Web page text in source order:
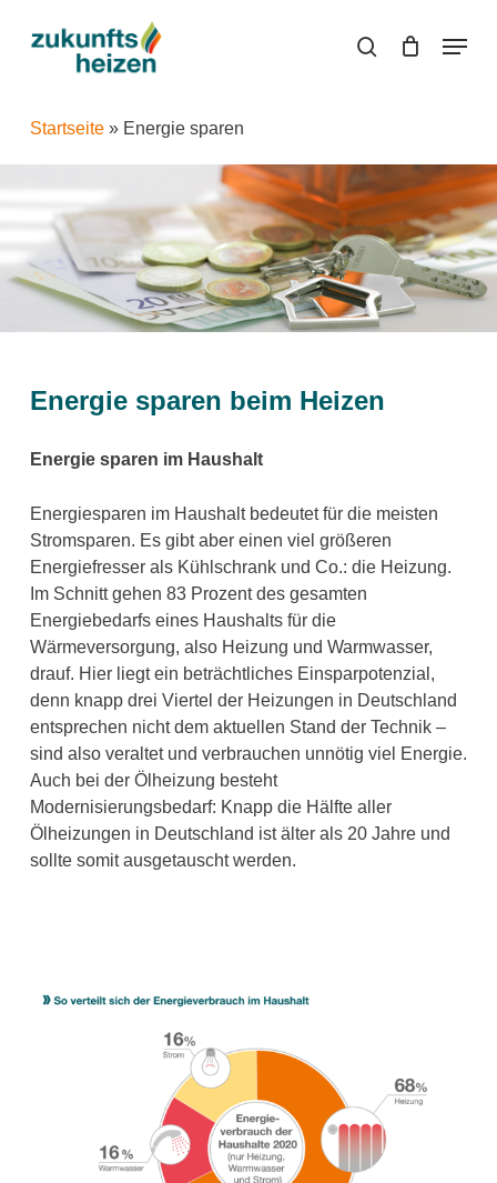
search
Menu
Startseite» Energie sparen
Energie sparen beim Heizen
Energie sparen im Haushalt
Energiesparen im Haushalt bedeutet für die meisten
Stromsparen. Es gibt aber einen viel größeren
Energiefresser als Kühlschrank und Co.: die Heizung.
Im Schnitt gehen 83 Prozent des gesamten
Energiebedarfs eines Haushalts für die
Wärmeversorgung, also Heizung und Warmwasser,
drauf. Hier liegt ein beträchtliches Einsparpotenzial,
denn knapp drei Viertel der Heizungen in Deutschland
entsprechen nicht dem aktuellen Stand der Technik –
sind also veraltet und verbrauchen unnötig viel Energie.
Auch bei der Ölheizung besteht
Modernisierungsbedarf: Knapp die Hälfte aller
Ölheizungen in Deutschland ist älter als 20 Jahre und
sollte somit ausgetauscht werden.